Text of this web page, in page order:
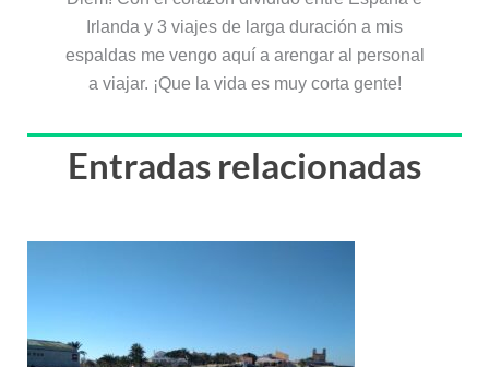
Irlanda y 3 viajes de larga duración a mis
espaldas me vengo aquí a arengar al personal
a viajar. ¡Que la vida es muy corta gente!
Entradas relacionadas